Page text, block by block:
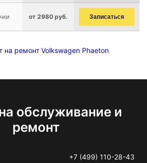
от 2980 руб. Записаться
на ремонт Volkswagen Phaeton
обслуживание и
ремонт
+7 (499) 110-28-43